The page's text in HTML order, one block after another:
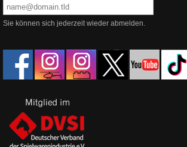
Sie können sich jederzeit wieder abmelden.